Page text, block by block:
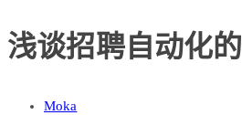
浅谈招聘自动化
Moka